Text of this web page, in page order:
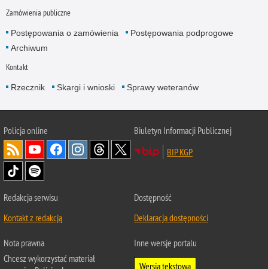
Zamówienia publiczne
Postępowania o zamówienia
Postępowania podprogowe
Archiwum
Kontakt
Rzecznik Skargi i wnioski Sprawy weteranów
Policjaonline
Biuletyn Informacji Publicznej
BIP KGP
Redakcja serwisu
Kontakt z redakcją
Dostępność
Deklaracja dostępności
Nota prawna
Chcesz wykorzystać materiał
Inne wersje portalu
Wersja tekstowa